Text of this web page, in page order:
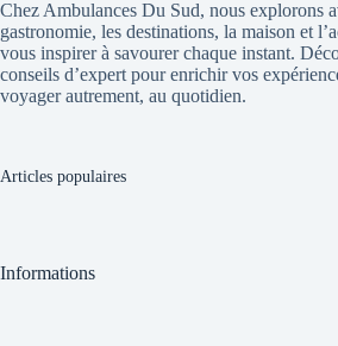
Chez Ambulances Du Sud, nous explorons
gastronomie, les destinations, la maison et
vous inspirer à savourer chaque instant.
conseils d’expert pour enrichir vos
voyager autrement, au quotidien.
Articles populaires
Informations